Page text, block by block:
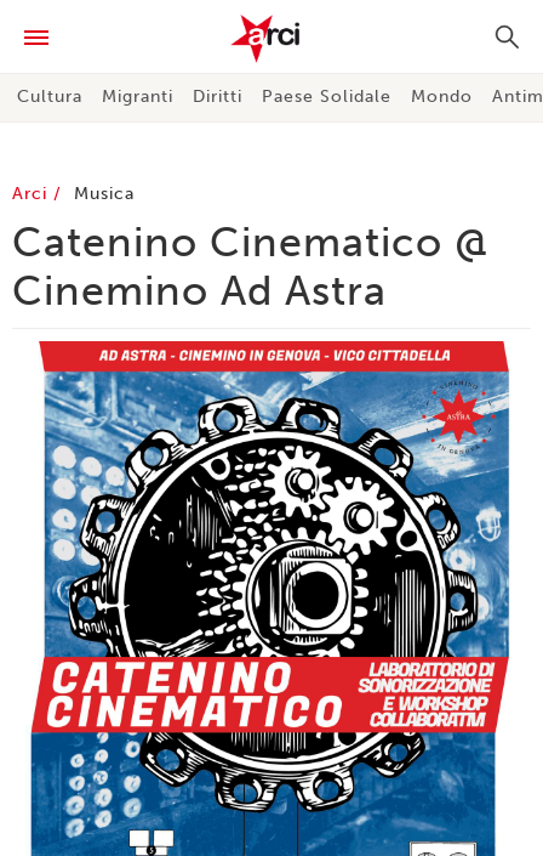
Cultura Migranti Diritti Paese Solidale Mondo
Arci Musica
Catenino Cinematico @
Cinemino Ad Astra